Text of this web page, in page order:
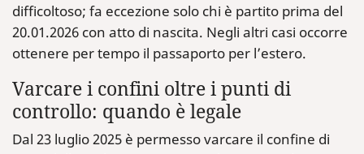
difficoltoso; fa eccezione solo chi è partito prima del
20.01.2026 con atto di nascita. Negli altri casi occorre
ottenere per tempo il passaporto per l’estero.
Varcare i confini oltre i punti di
controllo: quando è legale
Dal 23 luglio 2025 è permesso varcare il confine di